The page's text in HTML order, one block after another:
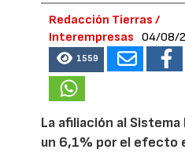
Redacción Tierras /
Interempresas
04/08/
1559
La afiliación al
un 6,1% por el efecto